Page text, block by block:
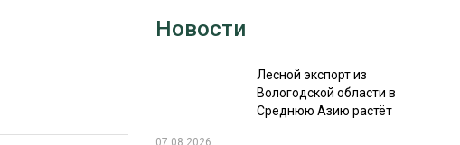
WOODEX-2021
СУШКА ДРЕВЕСИНЫ
Новости
Лесной экспорт из
Вологодской области в
Среднюю Азию растёт
07.08.2026